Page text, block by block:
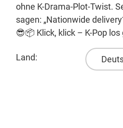
ohne K-Drama-Plot-Twist.
sagen: „Nationwide
😎📦 Klick, klick – K-Pop los
Land: